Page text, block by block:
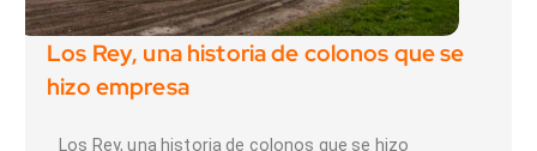
Los Rey, una historia de colonos que se
hizo empresa
Los Rey, una historia de colonos que se hizo